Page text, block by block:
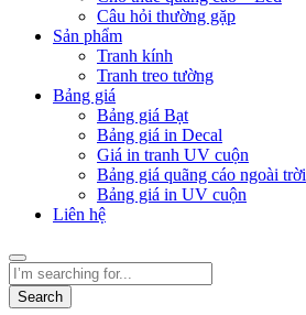
Câu hỏi thường gặp
Sản phẩm
Tranh kính
Tranh treo tường
Bảng giá
Bảng giá Bạt
Bảng giá in Decal
Giá in tranh UV cuộn
Bảng giá quãng cáo ngoài trời
Bảng giá in UV cuộn
Liên hệ
Search